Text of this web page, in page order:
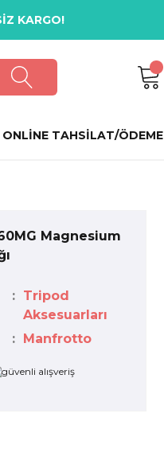
KARGO!
ONLİNE TAHSİLAT/ÖDEME
Magnesium
Tripod
Aksesuarları
Manfrotto